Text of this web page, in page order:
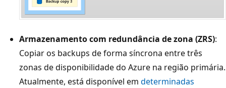
Armazenamento com redundância de zona (ZRS):
Copiar os backups de forma síncrona entre três
zonas de disponibilidade do Azure na região primária.
Atualmente, está disponível em determinadas